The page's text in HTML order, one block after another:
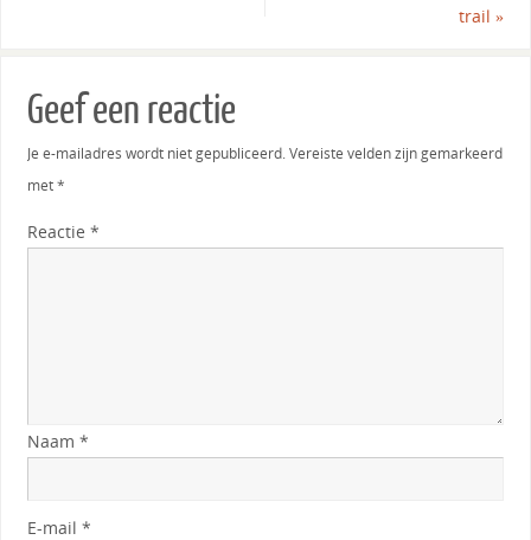
trail»
Geef een reactie
Je e-mailadres wordt niet gepubliceerd. Vereiste velden zijn gemarkeerd
met*
Reactie *
Naam *
E-mail *